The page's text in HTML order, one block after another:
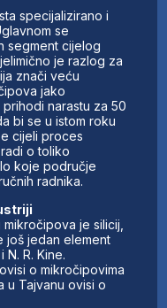
specijalizirano i
se
segment cijelog
je razlog za
znači veću
jako
narastu za 50
bi se u istom roku
cijeli proces
o toliko
koje područje
radnika.
je silicij,
još jedan element
R. Kine.
o mikročipovima
u Tajvanu ovisi o